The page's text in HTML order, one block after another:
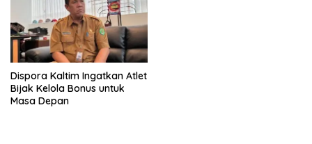
Dispora Kaltim Ingatkan Atlet
Bijak Kelola Bonus untuk
Masa Depan